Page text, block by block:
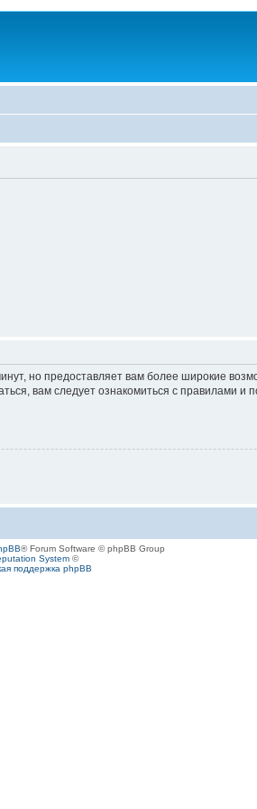
но предоставляет вам более широкие
вам следует ознакомиться с правилами
® Forum Software © phpBB Group
System ©
поддержка phpBB